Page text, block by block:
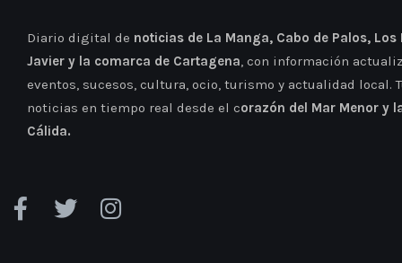
Diario digital de noticias de La Manga, Cabo de Palos, Los
Javier y la comarca de Cartagena, con información
eventos, sucesos, cultura, ocio, turismo y actualidad local.
noticias en tiempo real desde el corazón del Mar Menor y
Cálida.